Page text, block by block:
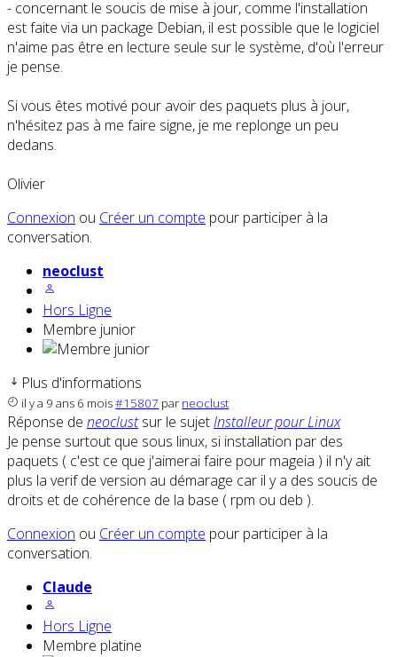
- concernant le soucis de mise à jour, comme l'installation
est faite via un package Debian, il est possible que le logiciel
n'aime pas être en lecture seule sur le système, d'où l'erreur
je pense.
Si vous êtes motivé pour avoir des paquets plus à jour,
n'hésitez pas à me faire signe, je me replonge un peu
dedans.
Olivier
Connexion ou Créer un compte pour participer à la
conversation.
neoclust
Hors Ligne
Membre junior
Plus d'informations
il y a 9 ans 6 mois#15807 par neoclust
Réponse de neoclustsur le sujetInstalleur pour Linux
Je pense surtout que sous linux, si installation par des
paquets ( c'est ce que j'aimerai faire pour mageia ) il n'y ait
plus la verif de version au démarage car il y a des soucis de
droits et de cohérence de la base ( rpm ou deb ).
Connexion ou Créer un compte pour participer à la
conversation.
Claude
Hors Ligne
Membre platine